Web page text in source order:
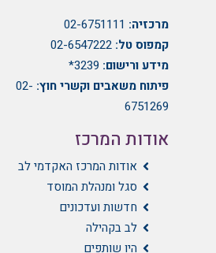
מרכזיה: 02-6751111
קמפוס טל: 02-6547222
מידע ורישום: 3239*
פיתוח משאבים וקשרי חוץ: 02-
6751269
אודות המרכז
אודות המרכז האקדמי לב
סגל ומנהלת המוסד
חדשות ועדכונים
לב בקהילה
היו שותפים